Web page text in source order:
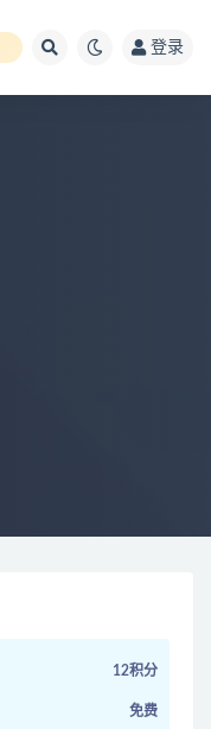
登录
12积分
免费